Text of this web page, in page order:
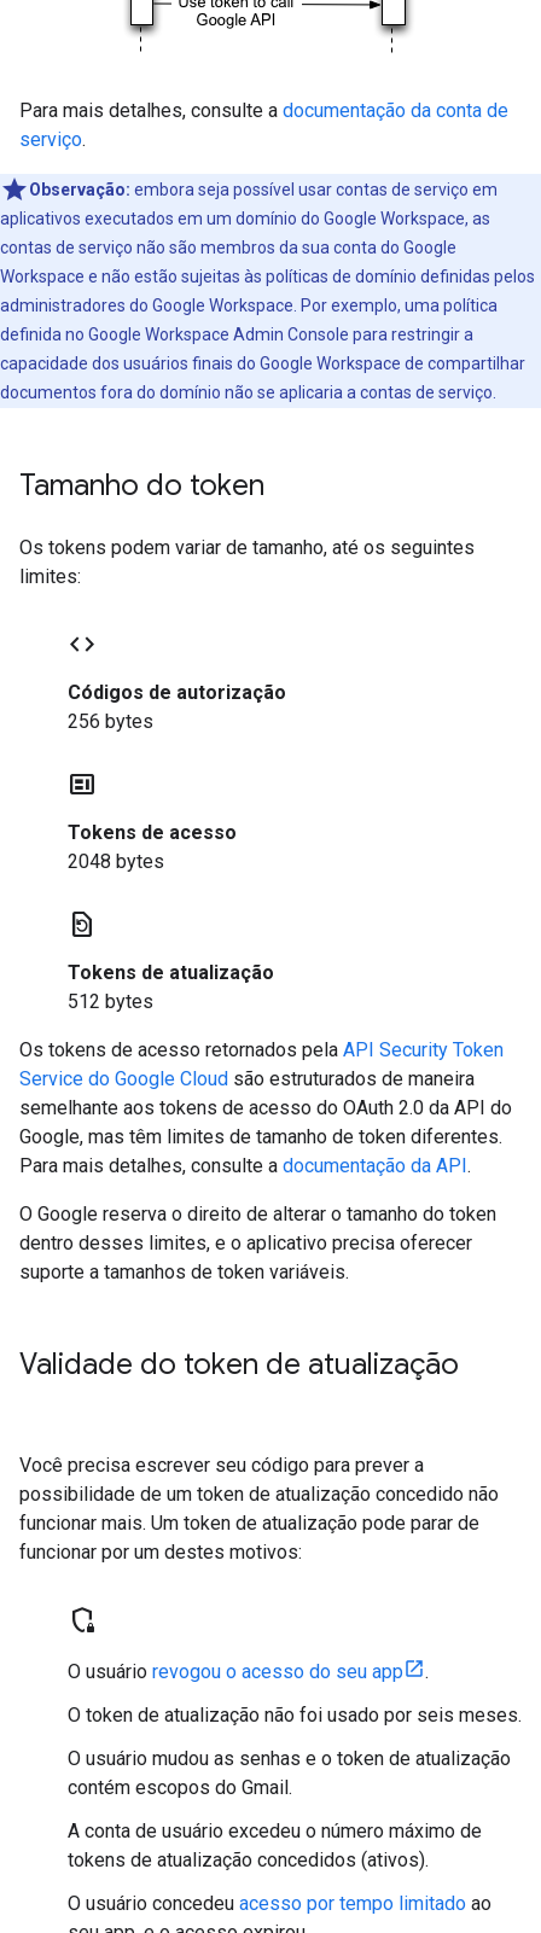
Para mais detalhes, consulte a documentação da conta de
serviço.
Observação: embora seja possível usar contas de serviço em
aplicativos executados em um domínio do Google Workspace, as
contas de serviço não são membros da sua conta do Google
Workspace e não estão sujeitas às políticas de domínio definidas pelos
administradores do Google Workspace. Por exemplo, uma política
definida no Google Workspace Admin Console para restringir a
capacidade dos usuários finais do Google Workspace de compartilhar
documentos fora do domínio não se aplicaria a contas de serviço.
Tamanho do token
Os tokens podem variar de tamanho, até os seguintes
limites:
code
Códigos de autorização
256 bytes
contextual_token
Tokens de acesso
2048 bytes
restore_page
Tokens de atualização
512 bytes
Os tokens de acesso retornados pela API Security Token
Service do Google Cloud são estruturados de maneira
semelhante aos tokens de acesso do OAuth 2.0 da API do
Google, mas têm limites de tamanho de token diferentes.
Para mais detalhes, consulte a documentação da API.
O Google reserva o direito de alterar o tamanho do token
dentro desses limites, e o aplicativo precisa oferecer
suporte a tamanhos de token variáveis.
Validade do token de atualização
Você precisa escrever seu código para prever a
possibilidade de um token de atualização concedido não
funcionar mais. Um token de atualização pode parar de
funcionar por um destes motivos:
shield_locked
O usuário revogou o acesso do seu app
.
O token de atualização não foi usado por seis meses.
O usuário mudou as senhas e o token de atualização
contém escopos do Gmail.
A conta de usuário excedeu o número máximo de
tokens de atualização concedidos (ativos).
O usuário concedeu acesso por tempo limitado ao